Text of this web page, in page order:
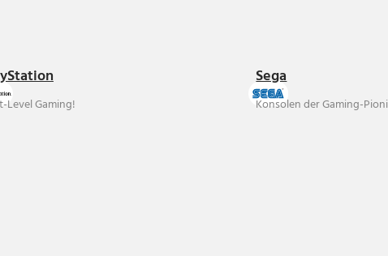
Level Gaming!
Sega
Konsolen der Gaming-